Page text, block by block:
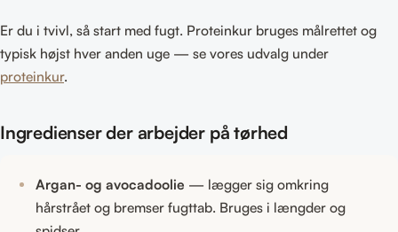
Er du i tvivl, så start med fugt. Proteinkur bruges målrettet og
typisk højst hver anden uge — se vores udvalg under
proteinkur.
Ingredienser der arbejder på tørhed
Argan- og avocadoolie — lægger sig omkring
hårstrået og bremser fugttab. Bruges i længder og